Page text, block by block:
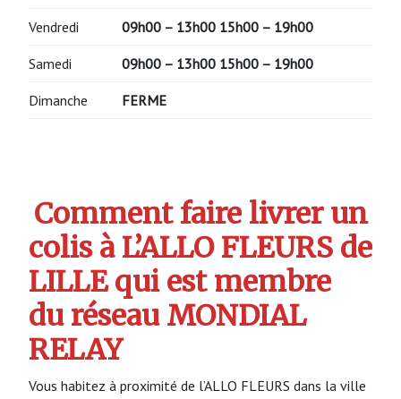
Vendredi 09h00 – 13h00 15h00 – 19h00
Samedi 09h00 – 13h00 15h00 – 19h00
Dimanche FERME
Comment faire livrer un
colis à L’ALLO FLEURS de
LILLE qui est membre
du réseau MONDIAL
RELAY
Vous habitez à proximité de l’ALLO FLEURS dans la ville